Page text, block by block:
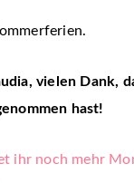
vielen Dank,
hast!
ihr noch mehr